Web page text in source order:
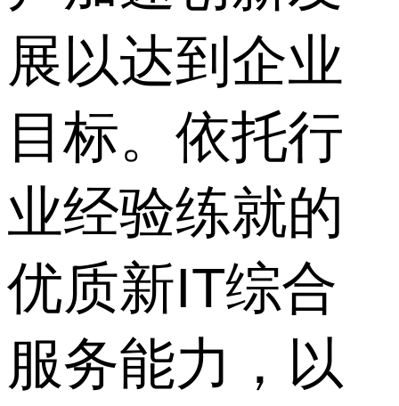
展以达到企业
目标。依托行
业经验练就的
优质新IT综合
服务能力，以